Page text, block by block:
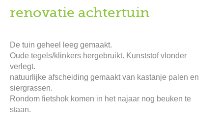
renovatie achtertuin
De tuin geheel leeg gemaakt.
Oude tegels/klinkers hergebruikt. Kunststof vlonder
verlegt.
natuurlijke afscheiding gemaakt van kastanje palen en
siergrassen.
Rondom fietshok komen in het najaar nog beuken te
staan.